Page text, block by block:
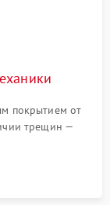
покрытием от
трещин —
пружин и
для